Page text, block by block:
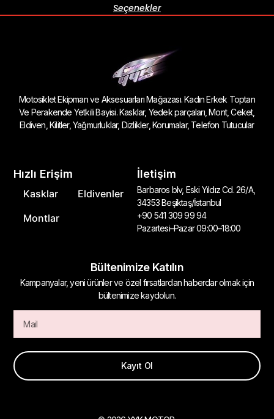
Seçenekler
Motosiklet Ekipman ve Aksesuarları Mağazası. Kadın Erkek Toptan
Ve Perakende Yetkili Bayisi. Kasklar, Yedek parçaları, Mont, Ceket,
Eldiven, Kilitler, Yağmurluklar, Dizlikler, Korumalar, Telefon Tutucular
Hızlı Erişim
Kasklar
Eldivenler
Montlar
İletişim
Barbaros blv, Eski Yıldız Cd. 26/A,
34353 Beşiktaş/İstanbul
+90 541 309 99 94
Pazartesi–Pazar 09:00–18:00
Bültenimize Katılın
Kampanyalar, yeni ürünler ve özel fırsatlardan haberdar olmak için
bültenimize kaydolun.
Kayıt Ol